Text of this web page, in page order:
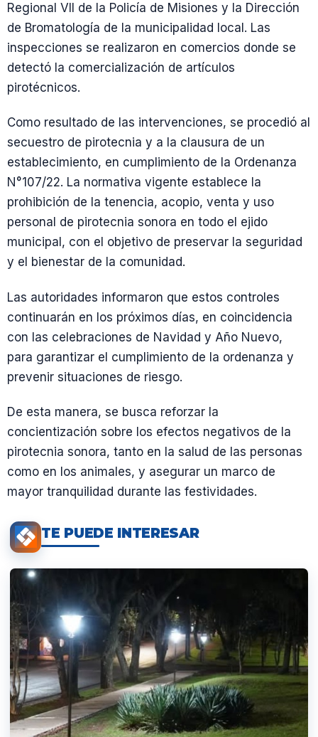
Regional VII de la Policía de Misiones y la Dirección
de Bromatología de la municipalidad local. Las
inspecciones se realizaron en comercios donde se
detectó la comercialización de artículos
pirotécnicos.
Como resultado de las intervenciones, se procedió al
secuestro de pirotecnia y a la clausura de un
establecimiento, en cumplimiento de la Ordenanza
N°107/22. La normativa vigente establece la
prohibición de la tenencia, acopio, venta y uso
personal de pirotecnia sonora en todo el ejido
municipal, con el objetivo de preservar la seguridad
y el bienestar de la comunidad.
Las autoridades informaron que estos controles
continuarán en los próximos días, en coincidencia
con las celebraciones de Navidad y Año Nuevo,
para garantizar el cumplimiento de la ordenanza y
prevenir situaciones de riesgo.
De esta manera, se busca reforzar la
concientización sobre los efectos negativos de la
pirotecnia sonora, tanto en la salud de las personas
como en los animales, y asegurar un marco de
mayor tranquilidad durante las festividades.
TE PUEDE INTERESAR